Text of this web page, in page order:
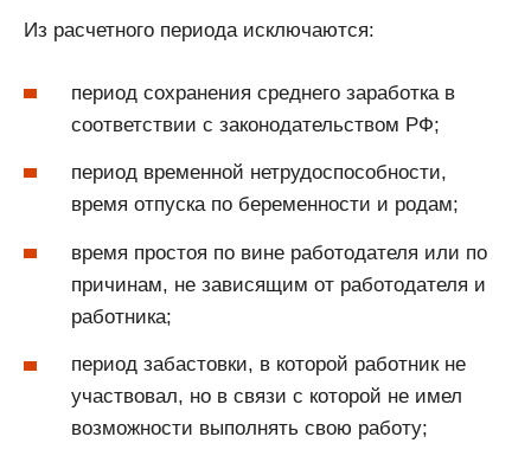
Из расчетного периода исключаются:
период сохранения среднего заработка в
соответствии с законодательством РФ;
период временной нетрудоспособности,
время отпуска по беременности и родам;
время простоя по вине работодателя или по
причинам, не зависящим от работодателя и
работника;
период забастовки, в которой работник не
участвовал, но в связи с которой не имел
возможности выполнять свою работу;